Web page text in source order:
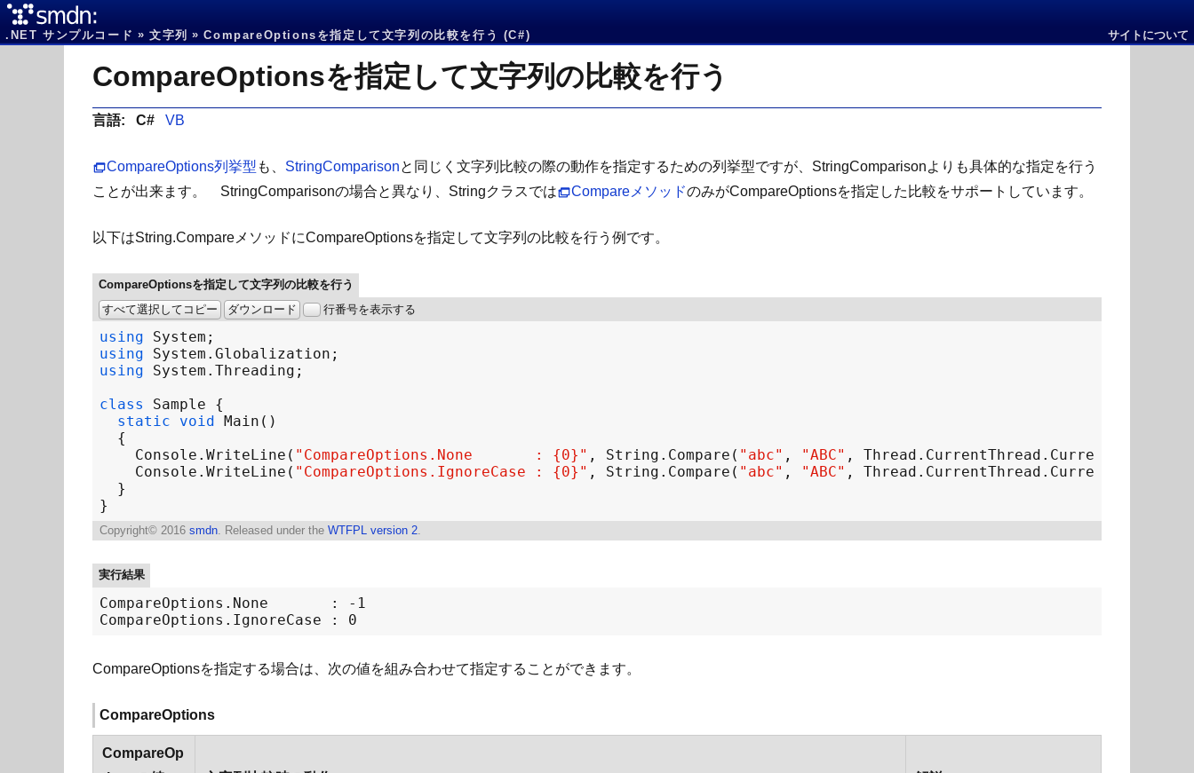
.NET サンプルコード 文字列 CompareOptionsを指定して文字列の比較を行う (C#) サイトについて
CompareOptionsを指定して文字列の比較を行う
言語: C# VB
CompareOptions列挙型 も、 StringComparisonと同じく文字列比較の際の動作を指定するための列挙型ですが、StringComparisonよりも具体的な指定を行う
ことが出来ます。 StringComparisonの場合と異なり、Stringクラスでは
CompareメソッドのみがCompareOptionsを指定した比較をサポートしています。
以下はString.CompareメソッドにCompareOptionsを指定して文字列の比較を行う例です。
CompareOptionsを指定して文字列の比較を行う
すべて選択してコピー
ダウンロード 行番号を表示する
using System
using
System . Globalization
using
System . Threading
class
Sample
static
void Main
Console . WriteLine ( "CompareOptions.None       : {0}" , String . Compare ( "abc" , "ABC" , Thread . CurrentThread . CurrentCulture
Console . WriteLine ( "CompareOptions.IgnoreCase : {0}" , String . Compare ( "abc" , "ABC" , Thread . CurrentThread . CurrentCulture
Copyright© 2016 smdn. Released under the WTFPL version 2.
実行結果
CompareOptions.None       : -1
CompareOptionsを指定する場合は、次の値を組み合わせて指定することができます。
CompareOptions
CompareOp